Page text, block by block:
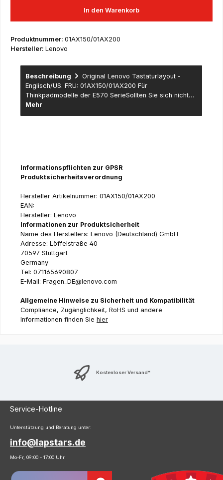
In den Warenkorb
Produktnummer: 01AX150/01AX200
Hersteller: Lenovo
Beschreibung
Original Lenovo Tastaturlayout -
Englisch/US. FRU: 01AX150/01AX200 Für
Thinkpadmodelle der E570 SerieSollten Sie sich nicht…
Mehr
Informationspflichten zur GPSR
Produktsicherheitsverordnung
Hersteller Artikelnummer: 01AX150/01AX200
EAN:
Hersteller: Lenovo
Informationen zur Produktsicherheit
Name des Herstellers: Lenovo (Deutschland) GmbH
Adresse: Löffelstraße 40
70597 Stuttgart
Germany
Tel: 071165690807
E-Mail: Fragen_DE@lenovo.com
Allgemeine Hinweise zu Sicherheit und Kompatibilität
Compliance, Zugänglichkeit, RoHS und andere
Informationen finden Sie hier
Kostenloser Versand*
Service-Hotline
Unterstützung und Beratung unter:
info@lapstars.de
Mo-Fr, 09:00 - 17:00 Uhr